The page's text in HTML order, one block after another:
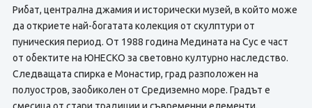
Рибат, централна джамия и исторически музей, в който може
да откриете най-богатата колекция от скулптури от
пуническия период. От 1988 година Медината на Сус е част
от обектите на ЮНЕСКО за световно културно наследство.
Следващата спирка е Монастир, град разположен на
полуостров, заобиколен от Средиземно море. Градът е